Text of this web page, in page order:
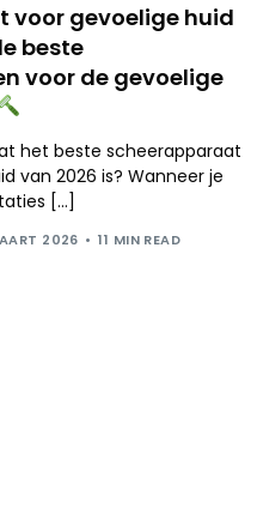
voor gevoelige huid
beste
voor de gevoelige
het beste scheerapparaat
van 2026 is? Wanneer je
[…]
2026 11 MIN READ